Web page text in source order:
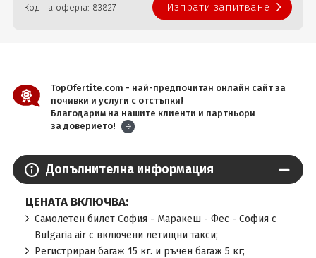
Код на оферта: 83827 Изпрати запитване
TopOfertite.com - най-предпочитан онлайн сайт за
почивки и услуги с отстъпки!
Благодарим на нашите клиенти и партньори
за доверието!
Допълнителна информация
ЦЕНАТА ВКЛЮЧВА:
Самолетен билет София - Маракеш - Фес - София с
Bulgaria air с включени летищни такси;
Регистриран багаж 15 кг. и ръчен багаж 5 кг;